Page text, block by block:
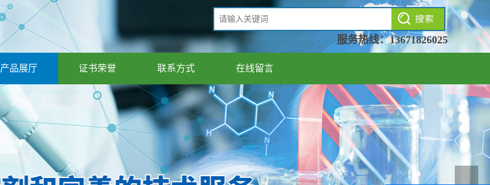
服务热线：13671826025
产品展厅 证书荣誉 联系方式 在线留言